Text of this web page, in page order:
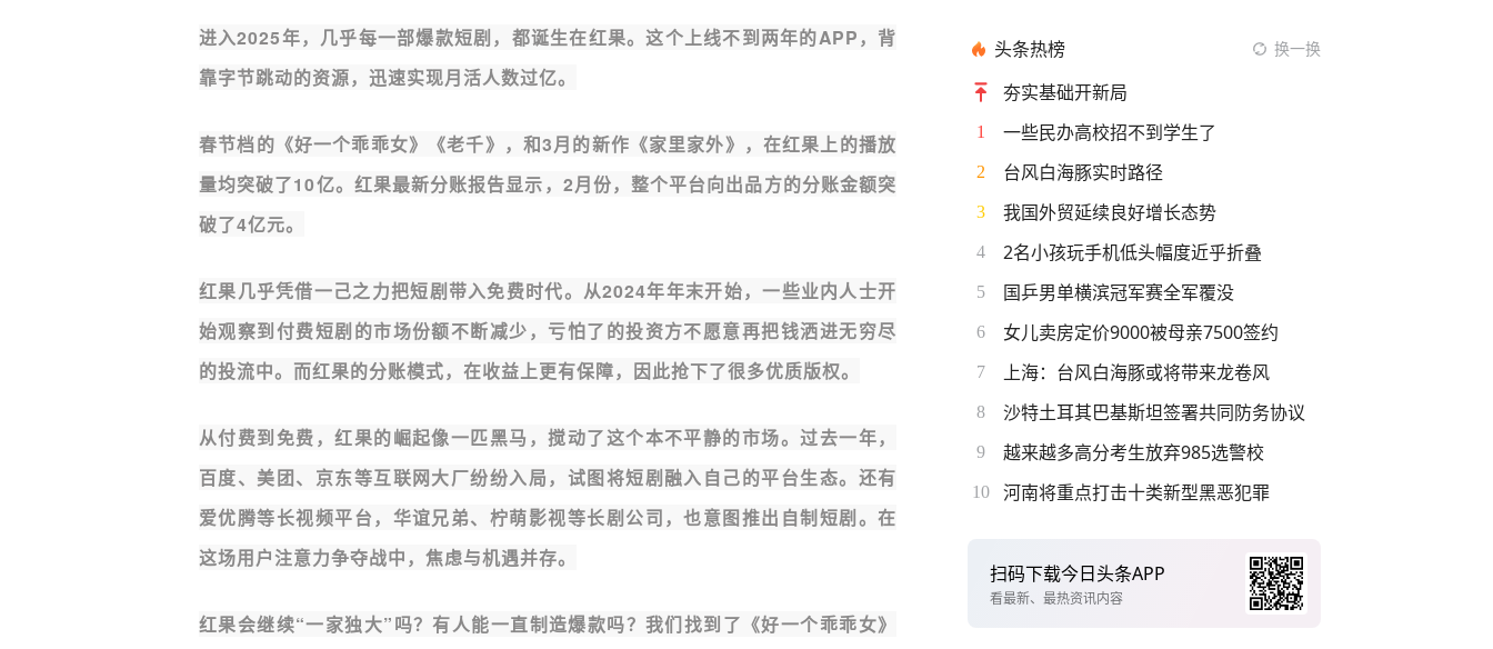
进入2025年，几乎每一部爆款短剧，都诞生在红果。这个上线不到两年的APP，背
靠字节跳动的资源，迅速实现月活人数过亿。
春节档的《好一个乖乖女》《老千》，和3月的新作《家里家外》，在红果上的播放
量均突破了10亿。红果最新分账报告显示，2月份，整个平台向出品方的分账金额突
破了4亿元。
红果几乎凭借一己之力把短剧带入免费时代。从2024年年末开始，一些业内人士开
始观察到付费短剧的市场份额不断减少，亏怕了的投资方不愿意再把钱洒进无穷尽
的投流中。而红果的分账模式，在收益上更有保障，因此抢下了很多优质版权。
从付费到免费，红果的崛起像一匹黑马，搅动了这个本不平静的市场。过去一年，
百度、美团、京东等互联网大厂纷纷入局，试图将短剧融入自己的平台生态。还有
爱优腾等长视频平台，华谊兄弟、柠萌影视等长剧公司，也意图推出自制短剧。在
这场用户注意力争夺战中，焦虑与机遇并存。
红果会继续“一家独大”吗？有人能一直制造爆款吗？我们找到了《好一个乖乖女》
头条热榜 换一换
夯实基础开新局
1 一些民办高校招不到学生了
2 台风白海豚实时路径
3 我国外贸延续良好增长态势
4 2名小孩玩手机低头幅度近乎折叠
5 国乒男单横滨冠军赛全军覆没
6 女儿卖房定价9000被母亲7500签约
7 上海：台风白海豚或将带来龙卷风
8 沙特土耳其巴基斯坦签署共同防务协议
9 越来越多高分考生放弃985选警校
10 河南将重点打击十类新型黑恶犯罪
扫码下载今日头条APP
看最新、最热资讯内容